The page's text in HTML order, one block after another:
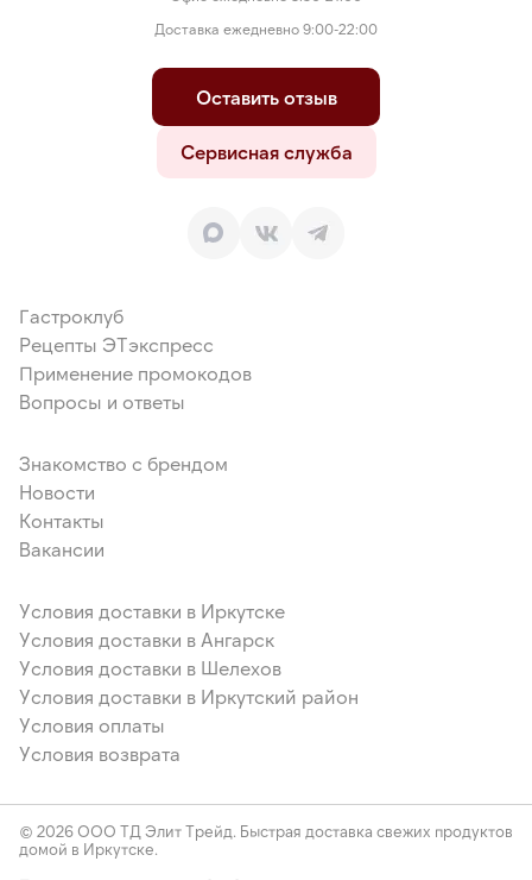
Доставка ежедневно 9:00-22:00
Оставить отзыв
Сервисная служба
Гастроклуб
Рецепты ЭТэкспресс
Применение промокодов
Вопросы и ответы
Знакомство с брендом
Новости
Контакты
Вакансии
Условия доставки в Иркутске
Условия доставки в Ангарск
Условия доставки в Шелехов
Условия доставки в Иркутский район
Условия оплаты
Условия возврата
© 2026 ООО ТД Элит Трейд. Быстрая доставка свежих продуктов
домой в Иркутске.